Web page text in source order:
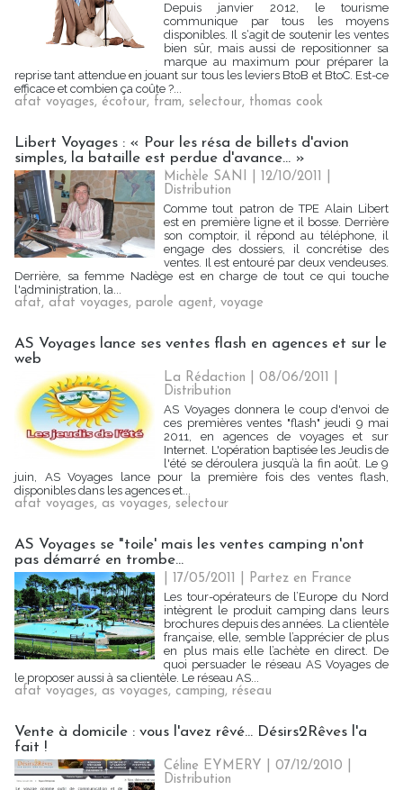
Depuis janvier 2012, le tourisme
communique par tous les moyens
disponibles. Il s‘agit de soutenir les ventes
bien sûr, mais aussi de repositionner sa
marque au maximum pour préparer la
reprise tant attendue en jouant sur tous les leviers BtoB et BtoC. Est-ce
efficace et combien ça coûte ?...
afat voyages, écotour, fram, selectour, thomas cook
Libert Voyages : « Pour les résa de billets d'avion
simples, la bataille est perdue d'avance... »
Michèle SANI | 12/10/2011
Distribution
Comme tout patron de TPE Alain Libert
est en première ligne et il bosse. Derrière
son comptoir, il répond au téléphone, il
engage des dossiers, il concrétise des
ventes. Il est entouré par deux vendeuses.
Derrière, sa femme Nadège est en charge de tout ce qui touche
l'administration, la...
afat, afat voyages, parole agent, voyage
AS Voyages lance ses ventes flash en agences et sur le
web
La Rédaction | 08/06/2011
Distribution
AS Voyages donnera le coup d'envoi de
ces premières ventes "flash" jeudi 9 mai
2011, en agences de voyages et sur
Internet. L'opération baptisée les Jeudis de
l'été se déroulera jusqu’à la fin août. Le 9
juin, AS Voyages lance pour la première fois des ventes flash,
disponibles dans les agences et...
afat voyages, as voyages, selectour
AS Voyages se "toile' mais les ventes camping n'ont
pas démarré en trombe...
| 17/05/2011
Partez en France
Les tour-opérateurs de l’Europe du Nord
intègrent le produit camping dans leurs
brochures depuis des années. La clientèle
française, elle, semble l’apprécier de plus
en plus mais elle l’achète en direct. De
quoi persuader le réseau AS Voyages de
le proposer aussi à sa clientèle. Le réseau AS...
afat voyages, as voyages, camping, réseau
Vente à domicile : vous l'avez rêvé... Désirs2Rêves l'a
fait !
Céline EYMERY | 07/12/2010
Distribution